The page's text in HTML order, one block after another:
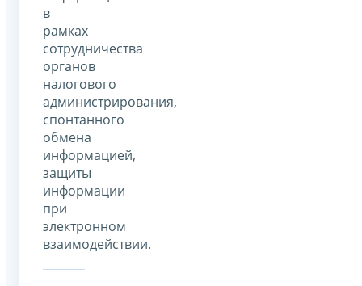
в
рамках
сотрудничества
органов
налогового
администрирования,
спонтанного
обмена
информацией,
защиты
информации
при
электронном
взаимодействии.